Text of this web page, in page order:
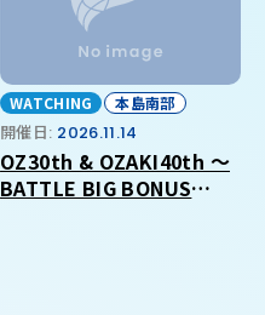
WATCHING 本島南部
開催日: 2026.11.14
OZ30th & OZAKI40th ～
BATTLE BIG BONUS